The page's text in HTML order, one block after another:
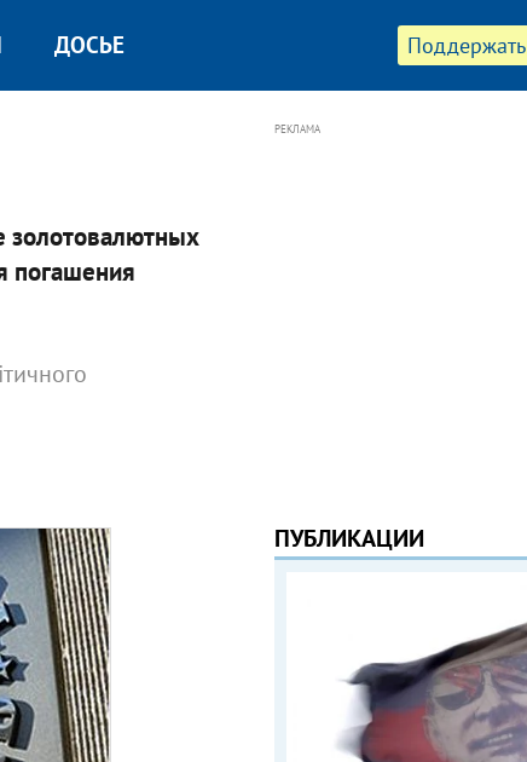
Поддержать
ДОСЬЕ
золотовалютных
погашения
РЕКЛАМА
ПУБЛИКАЦИИ